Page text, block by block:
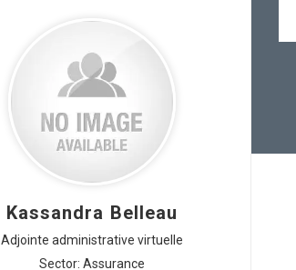
Kassandra Belleau
Adjointe administrative virtuelle
Sector: Assurance